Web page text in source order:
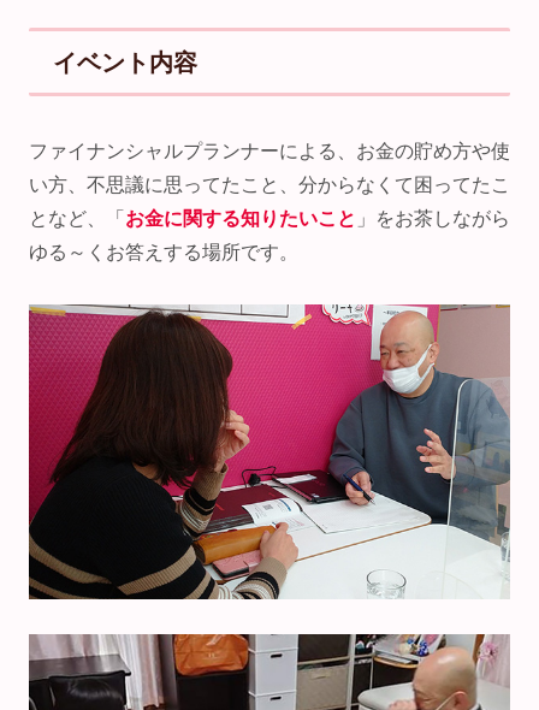
イベント内容
ファイナンシャルプランナーによる、お金の貯め方や使
い方、不思議に思ってたこと、分からなくて困ってたこ
となど、「 お金に関する知りたいこと 」をお茶しながら
ゆる～くお答えする場所です。